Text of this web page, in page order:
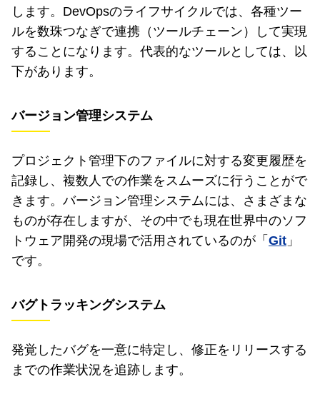
します。DevOpsのライフサイクルでは、各種ツー
ルを数珠つなぎで連携（ツールチェーン）して実現
することになります。代表的なツールとしては、以
下があります。
バージョン管理システム
プロジェクト管理下のファイルに対する変更履歴を
記録し、複数人での作業をスムーズに行うことがで
きます。バージョン管理システムには、さまざまな
ものが存在しますが、その中でも現在世界中のソフ
トウェア開発の現場で活用されているのが「 Git 」
です。
バグトラッキングシステム
発覚したバグを一意に特定し、修正をリリースする
までの作業状況を追跡します。